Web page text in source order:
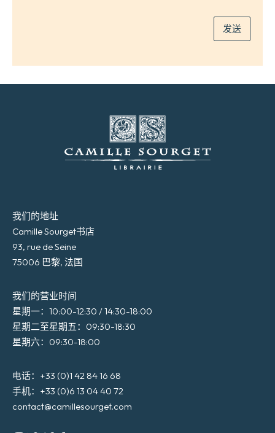
发送
我们的地址
Camille Sourget书店
93, rue de Seine
75006 巴黎, 法国
我们的营业时间
星期一：10:00-12:30 / 14:30-18:00
星期二至星期五：09:30-18:30
星期六：09:30-18:00
电话：+33 (0)1 42 84 16 68
手机：+33 (0)6 13 04 40 72
contact@camillesourget.com